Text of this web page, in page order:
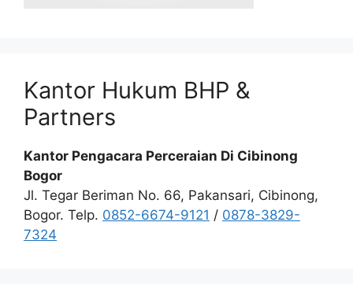
Kantor Hukum BHP &
Partners
Kantor Pengacara Perceraian Di Cibinong
Bogor
Jl. Tegar Beriman No. 66, Pakansari, Cibinong,
Bogor. Telp. 0852-6674-9121 / 0878-3829-
7324